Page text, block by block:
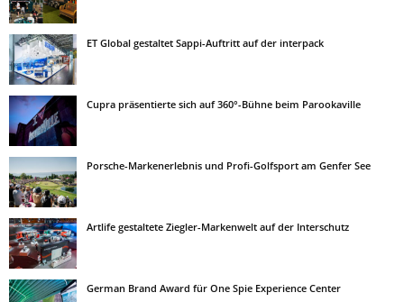
ET Global gestaltet Sappi-Auftritt auf der interpack
Cupra präsentierte sich auf 360°-Bühne beim Parookaville
Porsche-Markenerlebnis und Profi-Golfsport am Genfer See
Artlife gestaltete Ziegler-Markenwelt auf der Interschutz
German Brand Award für One Spie Experience Center